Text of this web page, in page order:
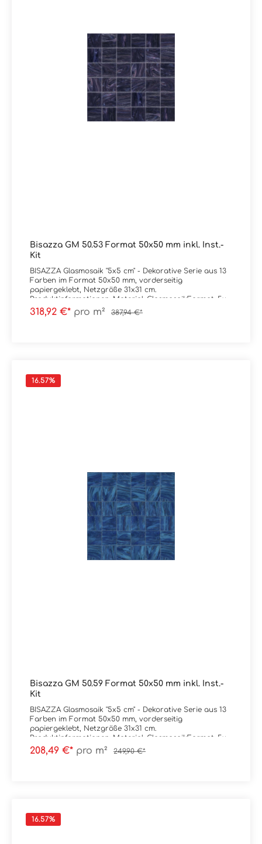
Bisazza GM 50.53 Format 50x50 mm inkl. Inst.-
Kit
BISAZZA Glasmosaik "5x5 cm" - Dekorative Serie aus 13
Farben im Format 50x50 mm, vorderseitig
papiergeklebt, Netzgröße 31x31 cm.
Produktinformationen: Material: GlasmosaikFormat: 5x5
cm (Netz = 31x31 cm)Stärke: 4,5 mmFarbe: GM
50.53Gewicht: 9 kg/m²Trittsicherheit: --
318,92 €* pro m² 387,94 €*
16.57%
Bisazza GM 50.59 Format 50x50 mm inkl. Inst.-
Kit
BISAZZA Glasmosaik "5x5 cm" - Dekorative Serie aus 13
Farben im Format 50x50 mm, vorderseitig
papiergeklebt, Netzgröße 31x31 cm.
Produktinformationen: Material: GlasmosaikFormat: 5x5
cm (Netz = 31x31 cm)Stärke: 4,5 mmFarbe: GM
50.59Gewicht: 9 kg/m²Trittsicherheit: --
208,49 €* pro m² 249,90 €*
16.57%